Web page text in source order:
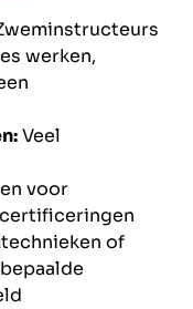
werken,
Veel
voor
of